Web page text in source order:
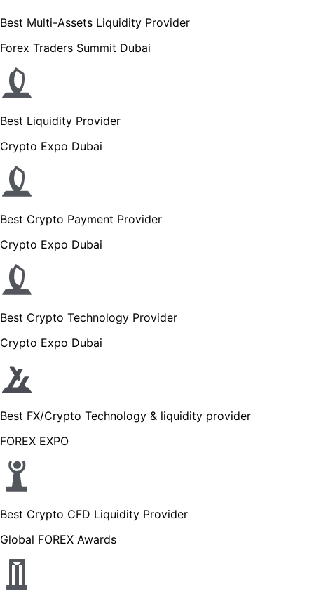
Best Multi-Assets Liquidity Provider
Forex Traders Summit Dubai
Best Liquidity Provider
Crypto Expo Dubai
Best Crypto Payment Provider
Crypto Expo Dubai
Best Crypto Technology Provider
Crypto Expo Dubai
Best FX/Crypto Technology & liquidity provider
FOREX EXPO
Best Crypto CFD Liquidity Provider
Global FOREX Awards